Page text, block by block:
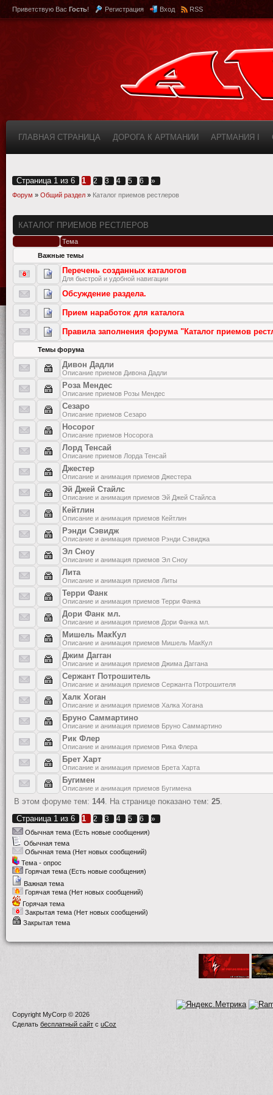
Приветствую Вас Гость! Регистрация Вход RSS
ГЛАВНАЯ СТРАНИЦА ДОРОГА К АРТМАНИИ АРТМАНИЯ I
Страница 1 из 6 1 2 3 4 5 6 »
Форум » Общий раздел » Каталог приемов рестлеров
КАТАЛОГ ПРИЕМОВ РЕСТЛЕРОВ
Тема
Важные темы
Перечень созданных каталогов
Для быстрой и удобной навигации
Обсуждение раздела.
Прием наработок для каталога
Правила заполнения форума "Каталог приемов
Темы форума
Дивон Дадли
Описание приемов Дивона Дадли
Роза Мендес
Описание приемов Розы Мендес
Сезаро
Описание приемов Сезаро
Носорог
Описание приемов Носорога
Лорд Тенсай
Описание приемов Лорда Тенсай
Джестер
Описание и анимация приемов Джестера
Эй Джей Стайлс
Описание и анимация приемов Эй Джей Стайлса
Кейтлин
Описание и анимация приемов Кейтлин
Рэнди Сэвидж
Описание и анимация приемов Рэнди Сэвиджа
Эл Сноу
Описание и анимация приемов Эл Сноу
Лита
Описание и анимация приемов Литы
Терри Фанк
Описание и анимация приемов Терри Фанка
Дори Фанк мл.
Описание и анимация приемов Дори Фанка мл.
Мишель МакКул
Описание и анимация приемов Мишель МакКул
Джим Дагган
Описание и анимация приемов Джима Даггана
Сержант Потрошитель
Описание и анимация приемов Сержанта Потрошителя
Халк Хоган
Описание и анимация приемов Халка Хогана
Бруно Саммартино
Описание и анимация приемов Бруно Саммартино
Рик Флер
Описание и анимация приемов Рика Флера
Брет Харт
Описание и анимация приемов Брета Харта
Бугимен
Описание и анимация приемов Бугимена
В этом форуме тем: 144. На странице показано тем: 25.
Страница 1 из 6 1 2 3 4 5 6 »
Обычная тема (Есть новые сообщения)
Обычная тема
Обычная тема (Нет новых сообщений)
Тема - опрос
Горячая тема (Есть новые сообщения)
Важная тема
Горячая тема (Нет новых сообщений)
Горячая тема
Закрытая тема (Нет новых сообщений)
Закрытая тема
Copyright MyCorp © 2026
Сделать бесплатный сайт с uCoz